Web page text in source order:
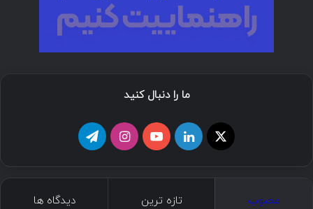
ما را دنبال کنید
محبوب تازه ترین دیدگاه ها